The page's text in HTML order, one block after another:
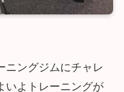
ニングジムにチャレ
いよトレーニングが